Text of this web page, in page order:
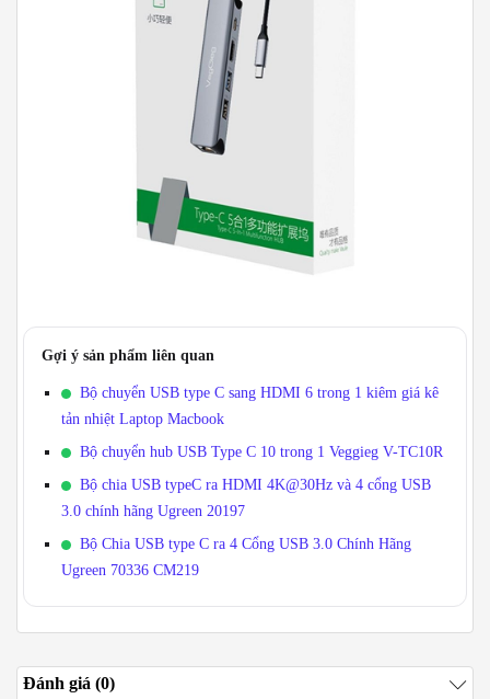
Gợi ý sản phẩm liên quan
Bộ chuyển USB type C sang HDMI 6 trong 1 kiêm giá kê
tản nhiệt Laptop Macbook
Bộ chuyển hub USB Type C 10 trong 1 Veggieg V-TC10R
Bộ chia USB typeC ra HDMI 4K@30Hz và 4 cổng USB
3.0 chính hãng Ugreen 20197
Bộ Chia USB type C ra 4 Cổng USB 3.0 Chính Hãng
Ugreen 70336 CM219
Đánh giá (0)